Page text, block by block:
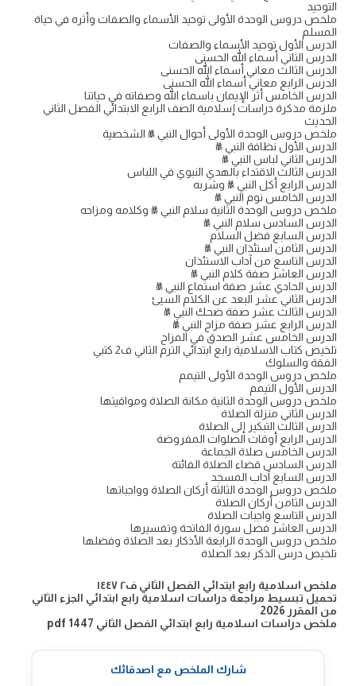
التوحيد
ملخص دروس الوحدة الأولى توحيد الأسماء والصفات وأثره في حياة
المسلم
الدرس الأول توحيد الأسماء والصفات
الدرس الثاني أسماء الله الحسنى
الدرس الثالث معاني أسماء الله الحسنى
الدرس الرابع معاني أسماء الله الحسنى
الدرس الخامس أثر الإيمان باسماء الله وصفاته في حياتنا
ملزمة مذكرة دراسات إسلامية الصف الرابع الابتدائي الفصل الثاني
الحديث
ملخص دروس الوحدة الأولى أحوال النبي ﷺ الشخصية
الدرس الأول نظافة النبي ﷺ
الدرس الثاني لباس النبي ﷺ
الدرس الثالث الاقتداء بالهدي النبوي في اللباس
الدرس الرابع أكل النبي ﷺ وشربه
الدرس الخامس نوم النبي ﷺ
ملخص دروس الوحدة الثانية سلام النبي ﷺ وكلامه ومزاحه
الدرس السادس سلام النبي ﷺ
الدرس السابع فضل السلام
الدرس الثامن استئذان النبي ﷺ
الدرس التاسع من آداب الاستئذان
الدرس العاشر صفة كلام النبي ﷺ
الدرس الحادي عشر صفة استماع النبي ﷺ
الدرس الثاني عشر البعد عن الكلام السيئ
الدرس الثالث عشر صفة ضحك النبي ﷺ
الدرس الرابع عشر صفة مزاح النبي ﷺ
الدرس الخامس عشر الصدق في المزاح
تلخيص كتاب الاسلامية رابع ابتدائي الترم الثاني ف2 كتبي
الفقة والسلوك
ملخص دروس الوحدة الأولى التيمم
الدرس الأول التيمم
ملخص دروس الوحدة الثانية مكانة الصلاة ومواقيتها
الدرس الثاني منزلة الصلاة
الدرس الثالث التبكير إلى الصلاة
الدرس الرابع أوقات الصلوات المفروضة
الدرس الخامس صلاة الجماعة
الدرس السادس قضاء الصلاة الفائتة
الدرس السابع آداب المسجد
ملخص دروس الوحدة الثالثة أركان الصلاة وواجباتها
الدرس الثامن أركان الصلاة
الدرس التاسع واجبات الصلاة
الدرس العاشر فضل سورة الفاتحة وتفسيرها
ملخص دروس الوحدة الرابعة الأذكار بعد الصلاة وفضلها
تلخيص درس الذكر بعد الصلاة
ملخص اسلامية رابع ابتدائي الفصل الثاني ف٢ ١٤٤٧
تحميل تبسيط مراجعة دراسات اسلامية رابع ابتدائي الجزء الثاني
من المقرر 2026
ملخص دراسات اسلامية رابع ابتدائي الفصل الثاني 1447 pdf
شارك الملخص مع اصدقائك